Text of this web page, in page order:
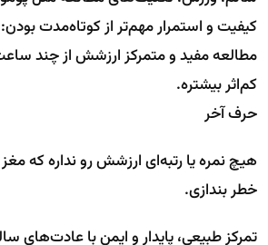
کیفیت و استمرار مهم‌تر از کوتاه‌مدت
مطالعه مفید و متمرکز ارزشش از چند
کم‌اثر بیشتره.
حرف آخر
هیچ نمره یا رتبه‌ای ارزشش رو نداره که مغز
خطر بندازی.
تمرکز طبیعی، پایدار و ایمن با عادت‌های